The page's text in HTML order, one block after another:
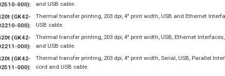
000):
and USB cable.
(GK42-
000):
Thermal transfer printing, 203 dpi, 4" print width, USB and Ethernet
USB cable.
(GK42-
000):
Thermal transfer printing, 203 dpi, 4" print width, USB, Ethernet
and USB cable.
(GK42-
000):
Thermal transfer printing, 203 dpi, 4" print width, Serial, USB, Parallel
cord and USB cable.